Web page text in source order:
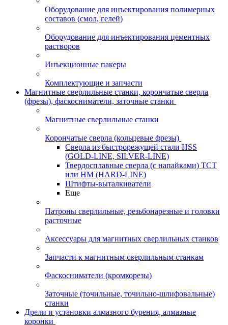
Оборудование для инъектирования полимерных
составов (смол, гелей)
Оборудование для инъектирования цементных
растворов
Инъекционные пакеры
Комплектующие и запчасти
Магнитные сверлильные станки, корончатые сверла
(фрезы), фаскосниматели, заточные станки
Магнитные сверлильные станки
Корончатые сверла (кольцевые фрезы)
Сверла из быстрорежущей стали HSS
(GOLD-LINE, SILVER-LINE)
Твердосплавные сверла (с напайками) ТСТ
или HM (HARD-LINE)
Штифты-выталкиватели
Еще
Патроны сверлильные, резьбонарезные и головки
расточные
Аксессуары для магнитных сверлильных станков
Запчасти к магнитным сверлильным станкам
Фаскосниматели (кромкорезы)
Заточные (точильные, точильно-шлифовальные)
станки
Дрели и установки алмазного бурения, алмазные
коронки